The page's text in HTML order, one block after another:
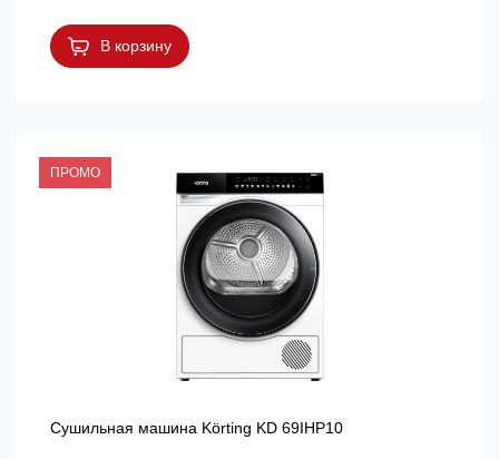
В корзину
ПРОМО
Сушильная машина Körting KD 69IHP10